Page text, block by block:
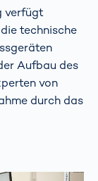
verfügt
technische
Aufbau des
von
durch das